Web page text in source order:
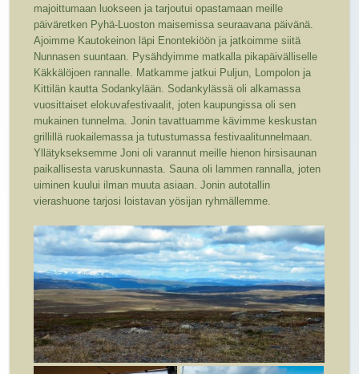
majoittumaan luokseen ja tarjoutui opastamaan meille
päiväretken Pyhä-Luoston maisemissa seuraavana päivänä.
Ajoimme Kautokeinon läpi Enontekiöön ja jatkoimme siitä
Nunnasen suuntaan. Pysähdyimme matkalla pikapäivälliselle
Käkkälöjoen rannalle. Matkamme jatkui Puljun, Lompolon ja
Kittilän kautta Sodankylään. Sodankylässä oli alkamassa
vuosittaiset elokuvafestivaalit, joten kaupungissa oli sen
mukainen tunnelma. Jonin tavattuamme kävimme keskustan
grillillä ruokailemassa ja tutustumassa festivaalitunnelmaan.
Yllätykseksemme Joni oli varannut meille hienon hirsisaunan
paikallisesta varuskunnasta. Sauna oli lammen rannalla, joten
uiminen kuului ilman muuta asiaan. Jonin autotallin
vierashuone tarjosi loistavan yösijan ryhmällemme.